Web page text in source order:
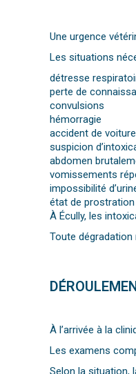
Une urgence
Les situations
détresse
perte de
convulsions
hémorragie
accident de voiture
suspicion
abdomen
vomissements
impossibilité
état de
À Écully, les
Toute dégradation
À l’arrivée à la
Les examens
Selon la situation,